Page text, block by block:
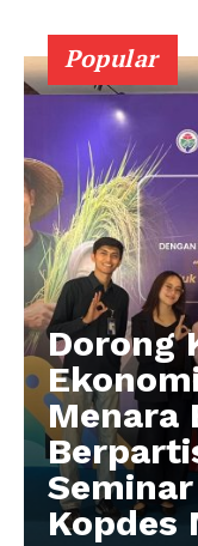
Popular
Dorong
Menara
Kopdes